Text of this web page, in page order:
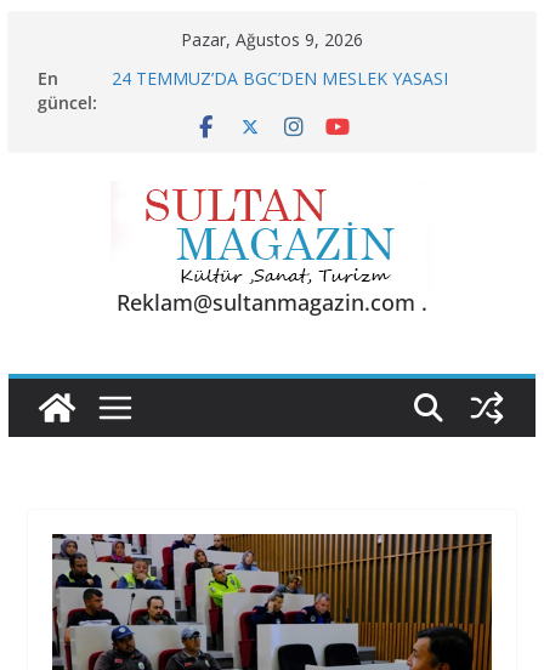
content
Pazar, Ağustos 9, 2026
En
güncel:
24 TEMMUZ’DA BGC’DEN MESLEK YASASI
KELİMELER YETMEZ
BU KALP
AKGÜL: “BOLU, KRİZLERLE DEĞİL HİZMETLE
YÖNETİLMEYİ HAK EDİYOR”
Reklam@sultanmagazin.com .